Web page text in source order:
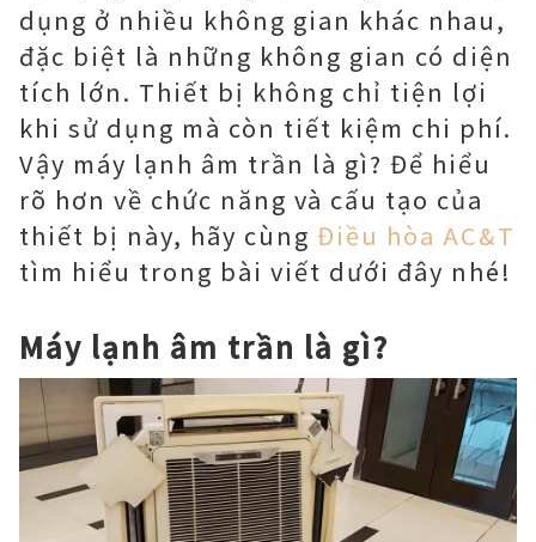
dụng ở nhiều không gian khác nhau,
đặc biệt là những không gian có diện
tích lớn. Thiết bị không chỉ tiện lợi
khi sử dụng mà còn tiết kiệm chi phí.
Vậy máy lạnh âm trần là gì? Để hiểu
rõ hơn về chức năng và cấu tạo của
thiết bị này, hãy cùng Điều hòa AC&T
tìm hiểu trong bài viết dưới đây nhé!
Máy lạnh âm trần là gì?